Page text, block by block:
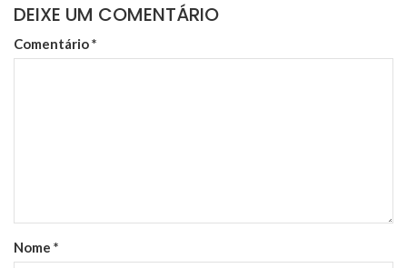
DEIXE UM COMENTÁRIO
Comentário*
Nome *